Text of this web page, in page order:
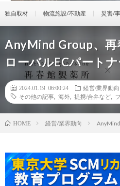
独自取材 物流施設/不動産 災害/
AnyMind Group、再
ローバルECパート
2024.01.19 06:00:24
経営/業界動向
その他の記事
海外 提携/合弁など
HOME 経営/業界動向